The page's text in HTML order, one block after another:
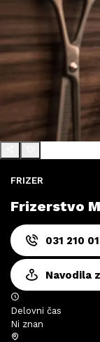
FRIZER
Frizerstvo
031 210
Navodila
Delovni čas
Ni znan